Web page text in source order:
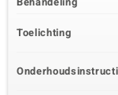
Toelichting